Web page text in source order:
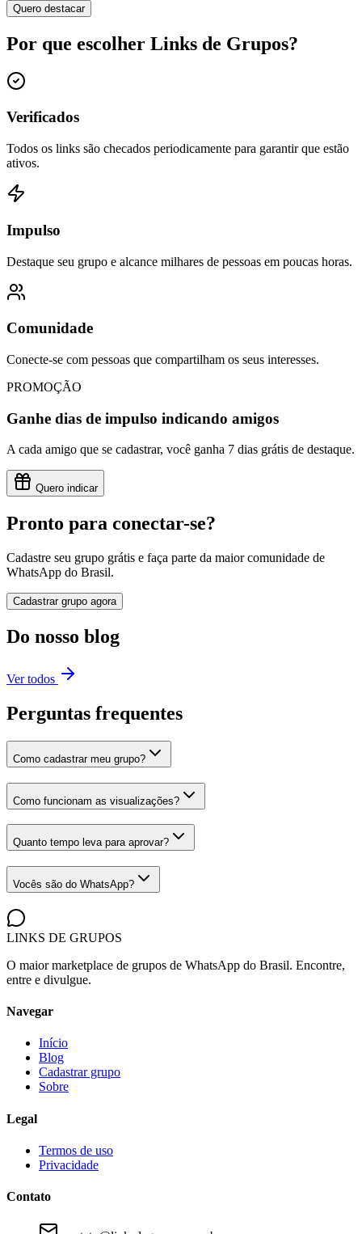
Quero destacar
Por que escolher Links de Grupos?
Verificados
Todos os links são checados periodicamente para garantir que estão
ativos.
Impulso
Destaque seu grupo e alcance milhares de pessoas em poucas horas.
Comunidade
Conecte-se com pessoas que compartilham os seus interesses.
PROMOÇÃO
Ganhe dias de impulso indicando amigos
A cada amigo que se cadastrar, você ganha 7 dias grátis de destaque.
Quero indicar
Pronto para conectar-se?
Cadastre seu grupo grátis e faça parte da maior comunidade de
WhatsApp do Brasil.
Cadastrar grupo agora
Do nosso blog
Ver todos
Perguntas frequentes
Como cadastrar meu grupo?
Como funcionam as visualizações?
Quanto tempo leva para aprovar?
Vocês são do WhatsApp?
LINKS DE GRUPOS
O maior marketplace de grupos de WhatsApp do Brasil. Encontre,
entre e divulgue.
Navegar
Início
Blog
Cadastrar grupo
Sobre
Legal
Termos de uso
Privacidade
Contato